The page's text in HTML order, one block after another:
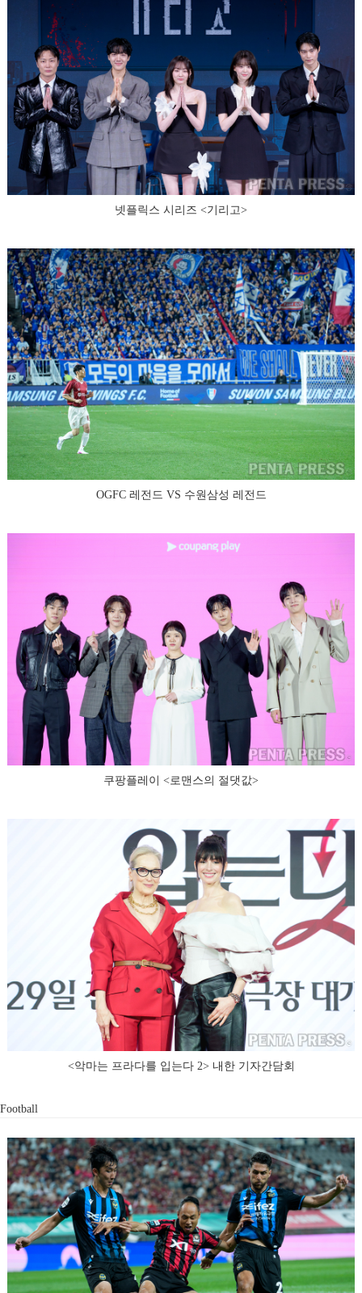
넷플릭스 시리즈 <기리고>
OGFC 레전드 VS 수원삼성 레전드
쿠팡플레이 <로맨스의 절댓값>
<악마는 프라다를 입는다 2> 내한 기자간담회
Football